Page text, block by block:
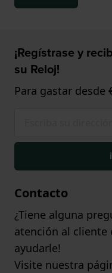
¡Regístrase y
su Reloj!
Para gastar desde
Contacto
¿Tiene alguna
atención al cliente
ayudarle!
Visite nuestra